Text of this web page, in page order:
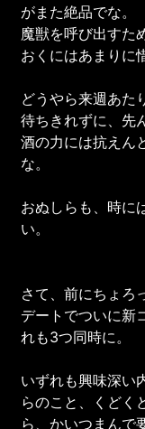
がまた絶品でな。
魔獣を呼び出すた
おくにはあまりに
どうやら来週あた
待ちきれずに、先
酒の力には抗えん
な。
おぬしらも、時に
い。
さて、前にちょろ
デートでついに新
れも3つ同時に。
いずれも興味深い
らのこと、くどく
ら、かいつまんで